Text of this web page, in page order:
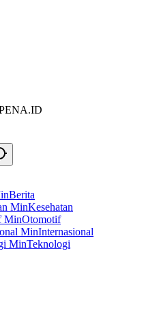
Berita
Kesehatan
Otomotif
Internasional
Teknologi